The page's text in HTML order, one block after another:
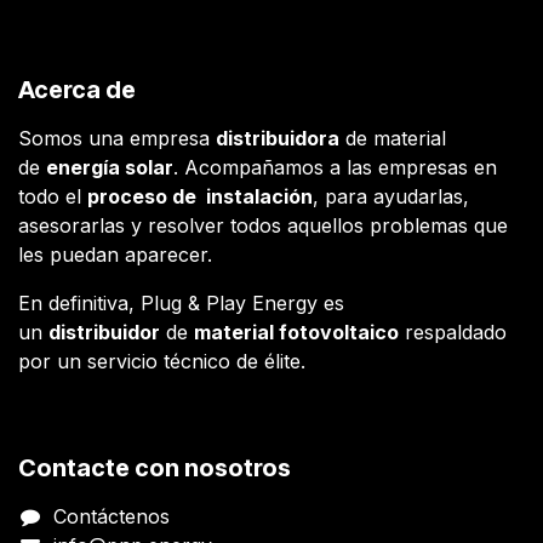
Acerca de
Somos una empresa distribuidora de material
de energía solar. Acompañamos a las empresas en
todo el proceso de instalación, para ayudarlas,
asesorarlas y resolver todos aquellos problemas que
les puedan aparecer.
En definitiva, Plug & Play Energy es
un distribuidor de material fotovoltaico respaldado
por un servicio técnico de élite.
Contacte con nosotros
Contáctenos